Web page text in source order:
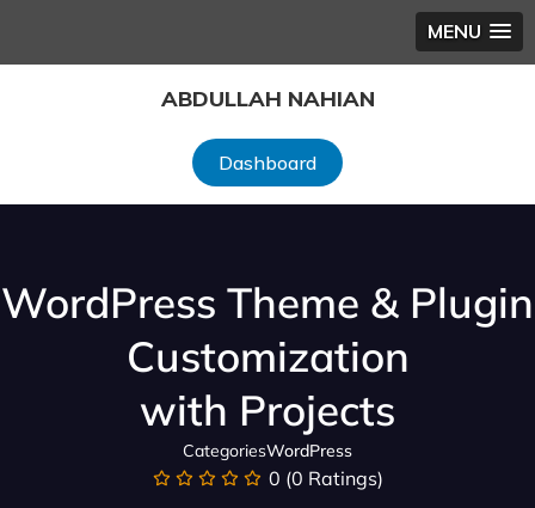
MENU
ABDULLAH NAHIAN
Dashboard
WordPress Theme & Plugin
Customization
with Projects
CategoriesWordPress
0 (0 Ratings)